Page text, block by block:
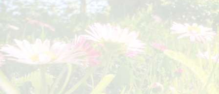
Bildergalerie überspringen